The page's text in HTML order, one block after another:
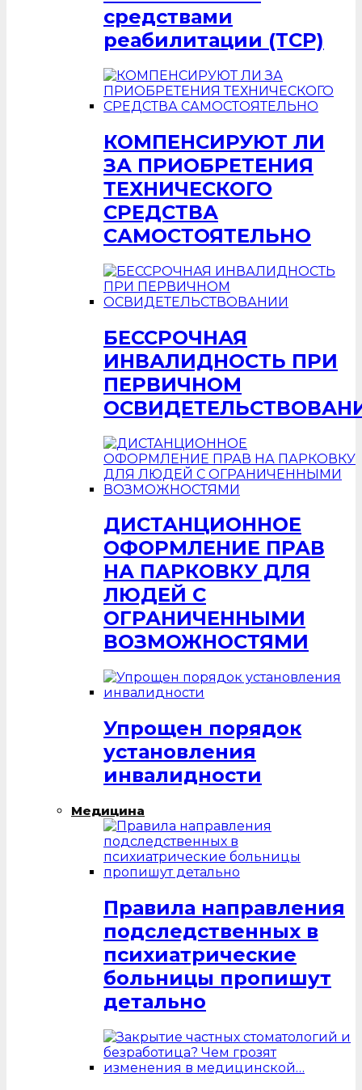
средствами
реабилитации (ТСР)
КОМПЕНСИРУЮТ ЛИ
ЗА ПРИОБРЕТЕНИЯ
ТЕХНИЧЕСКОГО
СРЕДСТВА
САМОСТОЯТЕЛЬНО
БЕССРОЧНАЯ
ИНВАЛИДНОСТЬ ПРИ
ПЕРВИЧНОМ
ДИСТАНЦИОННОЕ
ОФОРМЛЕНИЕ ПРАВ
НА ПАРКОВКУ ДЛЯ
ЛЮДЕЙ С
ОГРАНИЧЕННЫМИ
ВОЗМОЖНОСТЯМИ
Упрощен порядок
установления
инвалидности
Медицина
Правила направления
подследственных в
психиатрические
больницы пропишут
детально